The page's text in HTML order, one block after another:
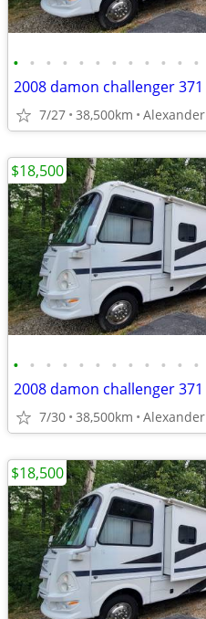
• • • • • • • • • • • •
2008 damon challenger 371
7/27 38,500km Alexander
• • • • • • • • • • • •
2008 damon challenger 371
7/30 38,500km Alexander
$18,500
$18,500